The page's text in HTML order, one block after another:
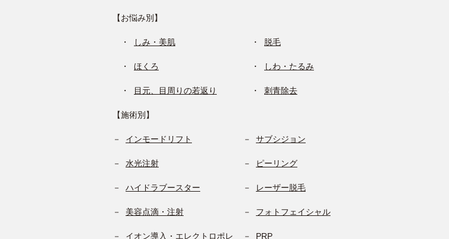
【お悩み別】
しみ・美肌 脱毛
ほくろ しわ・たるみ
目元、目周りの若返り 刺青除去
【施術別】
インモードリフト サブシジョン
水光注射 ピーリング
ハイドラブースター レーザー脱毛
美容点滴・注射 フォトフェイシャル
イオン導入・エレクトロポレ PRP